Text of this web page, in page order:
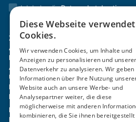
Ich habe die
Zertifizierung & Verifikation
Akademie
Mitgliedschaft
Aktivitäten
Über uns
Login
Kontakt
Impressum
Datenschutz
Diese Webseite verwendet
Cookies.
Wir verwenden Cookies, um Inhalte und
Anzeigen zu personalisieren und
Datenverkehr zu analysieren. Wir geben
Informationen über Ihre Nutzung
Website auch an unsere Werbe- und
Analysepartner weiter, die diese
möglicherweise mit anderen
kombinieren, die Sie ihnen bereitgestellt